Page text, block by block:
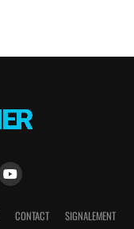
CONTACT SIGNALEMENT